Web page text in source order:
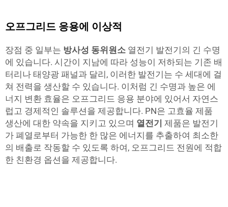
오프그리드 응용에 이상적
장점 중 일부는 방사성 동위원소 열전기 발전기의 긴 수명
에 있습니다. 시간이 지남에 따라 성능이 저하되는 기존 배
터리나 태양광 패널과 달리, 이러한 발전기는 수 세대에 걸
쳐 전력을 생산할 수 있습니다. 이처럼 긴 수명과 높은 에
너지 변환 효율은 오프그리드 응용 분야에 있어서 자연스
럽고 경제적인 솔루션을 제공합니다. PN은 고효율 제품
생산에 대한 약속을 지키고 있으며 열전기 제품은 발전기
가 폐열로부터 가능한 한 많은 에너지를 추출하여 최소한
의 배출로 작동할 수 있도록 하여, 오프그리드 전원에 적합
한 친환경 옵션을 제공합니다.